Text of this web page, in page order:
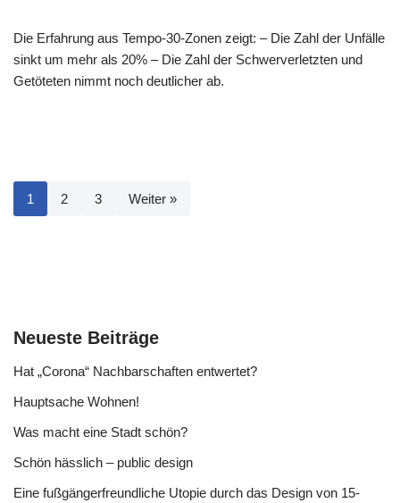
Die Erfahrung aus Tempo-30-Zonen zeigt: – Die Zahl der Unfälle
sinkt um mehr als 20% – Die Zahl der Schwerverletzten und
Getöteten nimmt noch deutlicher ab.
1 2 3 Weiter »
Neueste Beiträge
Hat „Corona“ Nachbarschaften entwertet?
Hauptsache Wohnen!
Was macht eine Stadt schön?
Schön hässlich – public design
Eine fußgängerfreundliche Utopie durch das Design von 15-